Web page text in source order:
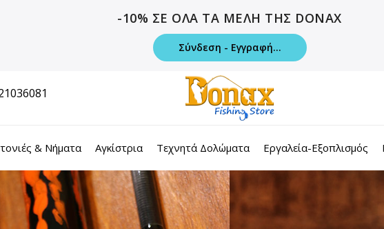
-10% ΣΕ ΟΛΑ ΤΑ ΜΕΛΗ ΤΗΣ DONAX
Σύνδεση - Εγγραφή...
& Νήματα Αγκίστρια Τεχνητά Δολώματα Εργαλεία-Εξοπλισμός